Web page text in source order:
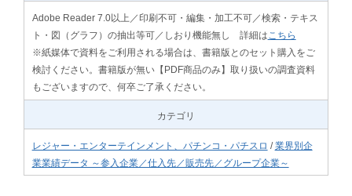
Adobe Reader 7.0以上／印刷不可・編集・加工不可／検索・テキス
ト・図（グラフ）の抽出等可／しおり機能無し 詳細は こちら
※紙媒体で資料をご利用される場合は、書籍版とのセット購入をご
検討ください。書籍版が無い【PDF商品のみ】取り扱いの調査資料
もございますので、何卒ご了承ください。
カテゴリ
レジャー・エンターテインメント、パチンコ・パチスロ /業界別企
業業績データ ～参入企業／仕入先／販売先／グループ企業～